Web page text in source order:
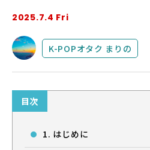
ブ
2025.7.4 Fri
K-POPオタク まりの
目次
1. はじめに